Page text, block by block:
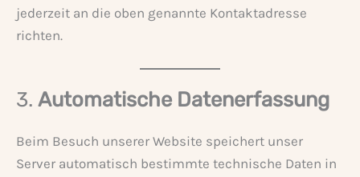
jederzeit an die oben genannte Kontaktadresse
richten.
3. Automatische Datenerfassung
Beim Besuch unserer Website speichert unser
Server automatisch bestimmte technische Daten in